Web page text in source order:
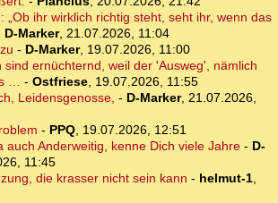
„Ob ihr wirklich richtig steht, seht ihr, wenn das
D-Marker, 21.07.2026, 11:04
- D-Marker, 19.07.2026, 11:00
sind ernüchternd, weil der 'Ausweg', nämlich
… - Ostfriese, 19.07.2026, 11:55
Leidensgenosse, - D-Marker, 21.07.2026,
- PPQ, 19.07.2026, 12:51
auch Anderweitig, kenne Dich viele Jahre- D-
11:45
die krasser nicht sein kann - helmut-1,